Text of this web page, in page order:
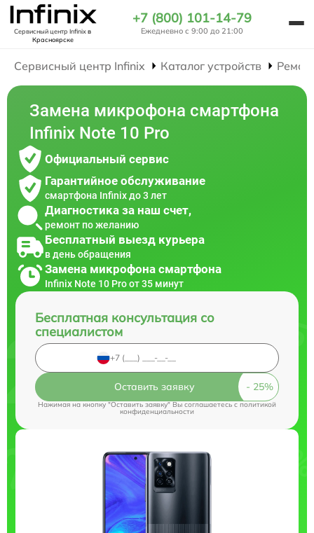
Сервисный центр Infinixв
Красноярске
+7 (800) 101-14-79
Ежедневно с 9:00 до 21:00
Сервисный центр Infinix Каталог устройств
Замена микрофона смартфона
Infinix Note 10 Pro
Официальный сервис
Гарантийное обслуживание
смартфона Infinix до 3 лет
Диагностика за наш счет,
ремонт по желанию
Бесплатный выезд курьера
в день обращения
Замена микрофона смартфона
Infinix Note 10 Pro от 35 минут
Бесплатная консультация со
специалистом
Оставить заявку
Нажимая на кнопку "Оставить заявку" Вы соглашаетесь cполитикой
конфиденциальности